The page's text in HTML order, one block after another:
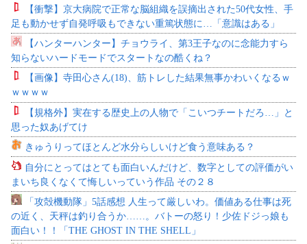
【衝撃】京大病院で正常な脳組織を誤摘出された50代女性、手
足も動かせず自発呼吸もできない重篤状態に…「意識はある」
【ハンターハンター】チョウライ、第3王子なのに念能力すら
知らないハードモードでスタートなの酷くね？
【画像】寺田心さん(18)、筋トレした結果無事かわいくなるｗ
ｗｗｗｗ
【規格外】実在する歴史上の人物で「こいつチートだろ…」と
思った奴あげてけ
きゅうりってほとんど水分らしいけど食う意味ある？
自分にとってはとても面白いんだけど、数字としての評価がい
まいち良くなくて悔しいっていう作品 その２８
「攻殻機動隊」5話感想 人生って厳しいわ。価値ある仕事は死
の近く、天秤は釣り合うか……。バトーの怒り！少佐ドジっ娘も
面白い！！「THE GHOST IN THE SHELL」